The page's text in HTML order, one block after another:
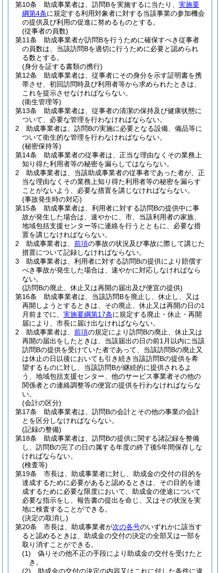
第10条
助成事業者は、訪問Bを実施するに当たり、 実施要
綱第4条に規定する利用対象者に対する当該事業の参加機会
の提供及び利用の促進に努めるものとする。
(従事者の員数)
第11条
助成事業者が訪問Bを行うために確保すべき従事者
の員数は、当該訪問Bを適切に行うために必要と認められ
る数とする。
(身分を証する書類の携行)
第12条
助成事業者は、従事者にその身分を示す証明書を携
帯させ、初回訪問時及び利用者等から求められたときは、
これを提示させなければならない。
(衛生管理等)
第13条
助成事業者は、従事者の清潔の保持及び健康状態に
ついて、必要な管理を行わなければならない。
2
助成事業者は、訪問Bの実施に必要となる設備、備品等に
ついて衛生的な管理を行わなければならない。
(秘密保持等)
第14条
助成事業者の従事者は、正当な理由なくその業務上
知り得た利用者等の秘密を漏らしてはならない。
2
助成事業者は、当該助成事業者の従事者であった者が、正
当な理由なくその業務上知り得た利用者等の秘密を漏らす
ことがないよう、必要な措置を講じなければならない。
(事故発生時の対応)
第15条
助成事業者は、利用者に対する訪問Bの提供中に事
故が発生した場合は、速やかに、市、当該利用者の家族、
地域包括支援センター等に連絡を行うとともに、必要な措
置を講じなければならない。
2
助成事業者は、 前項の事故の状況及び事故に際して講じた
措置について記録しなければならない。
3
助成事業者は、利用者に対する訪問Bの提供により賠償す
べき事故が発生した場合は、速やかに対応しなければなら
ない。
(訪問Bの廃止、休止又は再開の届出及び便宜の提供)
第16条
助成事業者は、当該訪問Bを廃止し、休止し、又は
再開しようとするときは、その廃止、休止又は再開の日の1
月前までに、 実施要綱第17条に規定する廃止・休止・再開
届により、市長に届け出なければならない。
2
助成事業者は、 前項の規定により訪問Bの廃止、休止又は
再開の届出をしたときは、当該届出の日の前1月以内に当該
訪問Bの提供を受けていた者であって、当該訪問Bの廃止又
は休止の日以後においても引き続き当該訪問Bの提供を希
望するものに対し、当該訪問Bが継続的に提供されるよ
う、地域包括支援センター、他のサービス事業者その他の
関係者との連絡調整等の便宜の提供を行わなければならな
い。
(会計の区分)
第17条
助成事業者は、訪問Bの会計とその他の事業の会計
とを区分しなければならない。
(記録の整備)
第18条
助成事業者は、訪問Bの提供に関する諸記録を整備
し、訪問Bの完了の日の属する年度の終了後5年間保存しな
ければならない。
(検査等)
第19条
市長は、助成事業者に対し、助成金の交付の目的を
達成するために必要があると認めるときは、その目的を達
成するために必要な限度において、助成金の使途について
必要な指示をし、報告書の提出を命じ、又はその状況を実
地に検査することができる。
(決定の取消し)
第20条
市長は、助成事業者が次の各号のいずれかに該当す
ると認めるときは、助成金の交付の決定の全部又は一部を
取り消すことができる。
(1)
偽りその他不正の手段により助成金の交付を受けたと
き。
(2)
助成金の交付の決定の内容又はこれに付した条件に違